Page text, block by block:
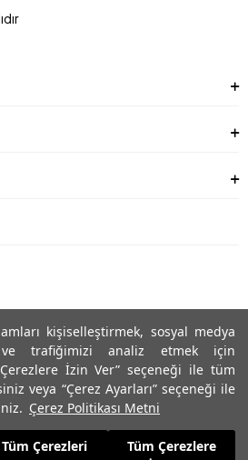
kişiselleştirmek, sosyal medya
ve trafiğimizi analiz etmek için
Çerezlere İzin Ver” seçeneği ile tüm
veya “Çerez Ayarları” seçeneği ile
Çerez Politikası Metni
Tüm Çerezleri
Tüm Çerezlere
Saklıdır, İzinsiz kullanılamaz